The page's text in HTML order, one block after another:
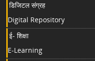
डिजिटल संग्रह
Digital Repository
ई- शिक्षा
E-Learning